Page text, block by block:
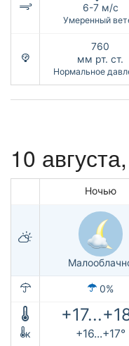
6-7 м/с
Умеренный
760
мм рт. ст.
Нормальное
10
Ночью
0%
к +16...+17°